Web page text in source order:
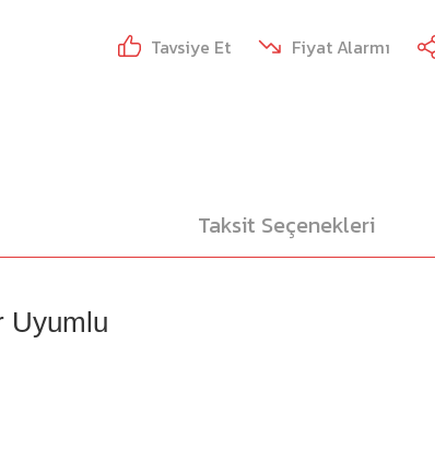
Tavsiye Et Fiyat Alarmı
Taksit Seçenekleri
Uyumlu